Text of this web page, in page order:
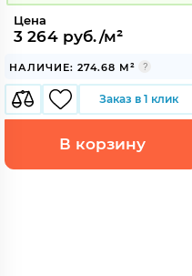
Цена
3 264 руб./м²
НАЛИЧИЕ: 274.68 М²
Заказ в 1 клик
В корзину